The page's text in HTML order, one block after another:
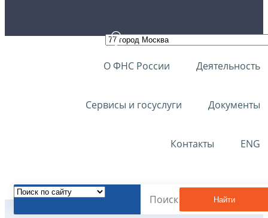
О ФНС России Деятельность
Сервисы и госуслуги Документы
Контакты ENG
Найти